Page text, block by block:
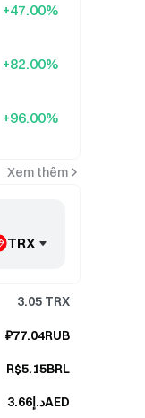
+47.00%
+82.00%
+96.00%
Xem thêm
TRX
3.05 TRX
₽77.04RUB
R$5.15BRL
د.إ3.66AED